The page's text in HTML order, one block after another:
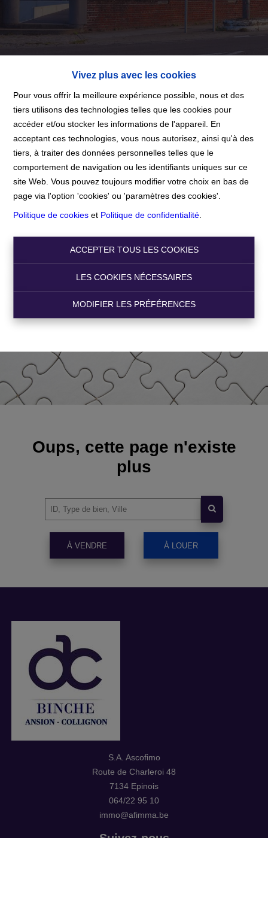
Vivez plus avec les cookies
Pour vous offrir la meilleure expérience possible, nous et des
tiers utilisons des technologies telles que les cookies pour
accéder et/ou stocker les informations de l'appareil. En
acceptant ces technologies, vous nous autorisez, ainsi qu'à des
tiers, à traiter des données personnelles telles que le
comportement de navigation ou les identifiants uniques sur ce
site Web. Vous pouvez toujours modifier votre choix en bas de
page via l'option 'cookies' ou 'paramètres des cookies'.
Politique de cookies et Politique de confidentialité.
ACCEPTER TOUS LES COOKIES
LES COOKIES NÉCESSAIRES
MODIFIER LES PRÉFÉRENCES
Accueil
Accueil
Oups, cette page n'existe
plus
À VENDRE À LOUER
S.A. Ascofimo
Route de Charleroi 48
7134 Epinois
064/22 95 10
immo@afimma.be
Suivez-nous